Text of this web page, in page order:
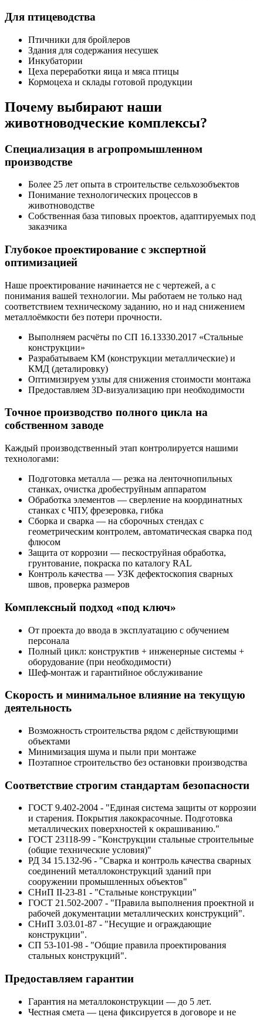
Для птицеводства
Птичники для бройлеров
Здания для содержания несушек
Инкубатории
Цеха переработки яица и мяса птицы
Кормоцеха и склады готовой продукции
Почему выбирают наши
животноводческие комплексы?
Специализация в агропромышленном
производстве
Более 25 лет опыта в строительстве сельхозобъектов
Понимание технологических процессов в
животноводстве
Собственная база типовых проектов, адаптируемых под
заказчика
Глубокое проектирование с экспертной
оптимизацией
Наше проектирование начинается не с чертежей, а с
понимания вашей технологии. Мы работаем не только над
соответствием техническому заданию, но и над снижением
металлоёмкости без потери прочности.
Выполняем расчёты по СП 16.13330.2017 «Стальные
конструкции»
Разрабатываем КМ (конструкции металлические) и
КМД (деталировку)
Оптимизируем узлы для снижения стоимости монтажа
Предоставляем 3D-визуализацию при необходимости
Точное производство полного цикла на
собственном заводе
Каждый производственный этап контролируется нашими
технологами:
Подготовка металла — резка на ленточнопильных
станках, очистка дробеструйным аппаратом
Обработка элементов — сверление на координатных
станках с ЧПУ, фрезеровка, гибка
Сборка и сварка — на сборочных стендах с
геометрическим контролем, автоматическая сварка под
флюсом
Защита от коррозии — пескоструйная обработка,
грунтование, покраска по каталогу RAL
Контроль качества — УЗК дефектоскопия сварных
швов, проверка размеров
Комплексный подход «под ключ»
От проекта до ввода в эксплуатацию с обучением
персонала
Полный цикл: конструктив + инженерные системы +
оборудование (при необходимости)
Шеф-монтаж и гарантийное обслуживание
Скорость и минимальное влияние на текущую
деятельность
Возможность строительства рядом с действующими
объектами
Минимизация шума и пыли при монтаже
Поэтапное строительство без остановки производства
Соответствие строгим стандартам безопасности
ГОСТ 9.402-2004 - "Единая система защиты от коррозии
и старения. Покрытия лакокрасочные. Подготовка
металлических поверхностей к окрашиванию."
ГОСТ 23118-99 - "Конструкции стальные строительные
(общие технические условия)"
РД 34 15.132-96 - "Сварка и контроль качества сварных
соединений металлоконструкций зданий при
сооружении промышленных объектов"
СНиП II-23-81 - "Стальные конструкции"
ГОСТ 21.502-2007 - "Правила выполнения проектной и
рабочей документации металлических конструкций".
СНиП 3.03.01-87 - "Несущие и ограждающие
конструкции".
СП 53-101-98 - "Общие правила проектирования
стальных конструкций".
Предоставляем гарантии
Гарантия на металлоконструкции — до 5 лет.
Честная смета — цена фиксируется в договоре и не